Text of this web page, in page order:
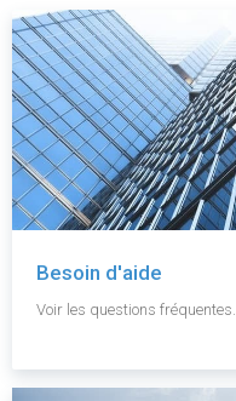
Besoin d'aide
Voir les questions fréquentes.